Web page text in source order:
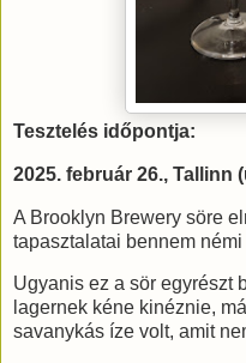
Tesztelés időpontja:
2025. február 26., Tallinn
A Brooklyn Brewery söre
tapasztalatai bennem
Ugyanis ez a sör egyrészt
lagernek kéne kinéznie,
savanykás íze volt, amit